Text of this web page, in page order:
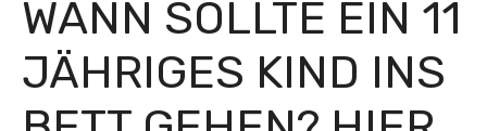
WANN SOLLTE EIN 11
JÄHRIGES KIND INS